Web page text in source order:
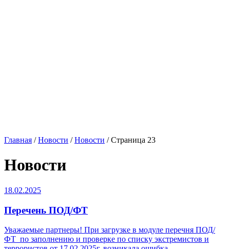
Главная /Новости /Новости /Страница 23
Новости
18.02.2025
Перечень ПОД/ФТ
Уважаемые партнеры! При загрузке в модуле перечня ПОД/
ФТ по заполнению и проверке по списку экстремистов и